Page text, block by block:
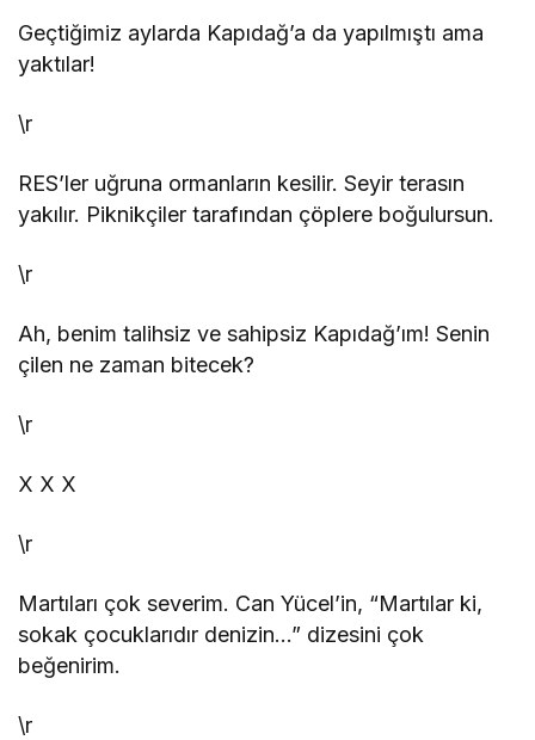
Geçtiğimiz aylarda Kapıdağ’a da yapılmıştı ama
yaktılar!
\r
RES’ler uğruna ormanların kesilir. Seyir terasın
yakılır. Piknikçiler tarafından çöplere boğulursun.
\r
Ah, benim talihsiz ve sahipsiz Kapıdağ’ım! Senin
çilen ne zaman bitecek?
\r
X X X
\r
Martıları çok severim. Can Yücel’in, “Martılar ki,
sokak çocuklarıdır denizin…” dizesini çok
beğenirim.
\r